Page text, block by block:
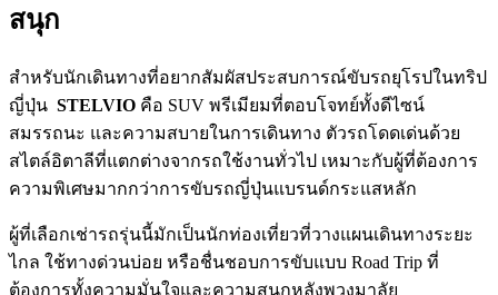
สนุก
สำหรับนักเดินทางที่อยากสัมผัสประสบการณ์ขับรถยุโรปในทริป
ญี่ปุ่น STELVIO คือ SUV พรีเมียมที่ตอบโจทย์ทั้งดีไซน์
สมรรถนะ และความสบายในการเดินทาง ตัวรถโดดเด่นด้วย
สไตล์อิตาลีที่แตกต่างจากรถใช้งานทั่วไป เหมาะกับผู้ที่ต้องการ
ความพิเศษมากกว่าการขับรถญี่ปุ่นแบรนด์กระแสหลัก
ผู้ที่เลือกเช่ารถรุ่นนี้มักเป็นนักท่องเที่ยวที่วางแผนเดินทางระยะ
ไกล ใช้ทางด่วนบ่อย หรือชื่นชอบการขับแบบ Road Trip ที่
ต้องการทั้งความมั่นใจและความสนุกหลังพวงมาลัย